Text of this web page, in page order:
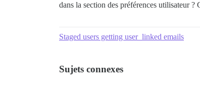
dans la section des préférences utilisateur
Staged users getting user_linked emails
Sujets connexes